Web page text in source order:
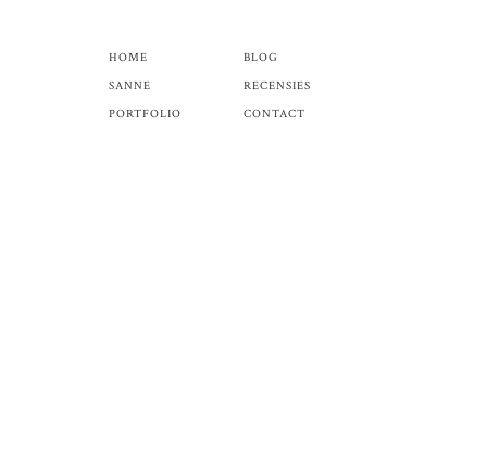
HOME
SANNE
PORTFOLIO
BLOG
RECENSIES
CONTACT